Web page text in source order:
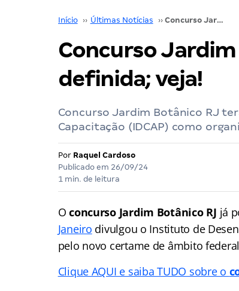
Início ›› Últimas Notícias ›› Concurso Jardim Botânico RJ: banca definida; veja!
Concurso
definida; veja!
Concurso Jardim Botânico RJ
Capacitação (IDCAP) como
Por Raquel Cardoso
Publicado em 26/09/24
1 min. de leitura
Oconcurso Jardim Botânico RJ já
Janeiro divulgou o Instituto de
pelo novo certame de âmbito
Clique AQUI e saiba TUDO sobre o